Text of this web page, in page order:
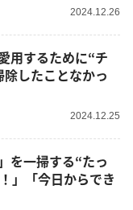
2024.12.26
用するために“チ
したことなかっ
2024.12.25
を一掃する“たっ
」「今日からでき